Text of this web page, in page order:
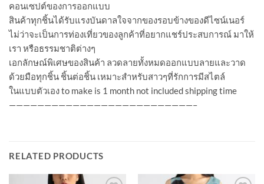
คอนเซปต์ของการออกแบบ
สินค้าทุกชิ้นได้รับแรงบันดาลใจจากของรอบข้างของดีไซน์เนอร์
ไม่ว่าจะเป็นการท่องเที่ยวของลูกค้าที่อยากแชร์ประสบการณ์ มาให้
เรา หรือธรรมชาติต่างๆ
เอกลักษณ์พิเศษของสินค้า ลวดลายทั้งหมดออกแบบลายและวาด
ด้วยมือทุกชิ้น ชิ้นต่อชิ้น เหมาะสำหรับสาวๆที่รักการมีสไตล์
ในแบบตัวเอง to make is 1 month not included shipping time
——————————————————————————–
RELATED PRODUCTS